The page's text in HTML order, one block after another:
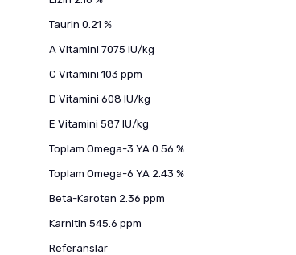
Taurin 0.21 %
A Vitamini 7075 IU/kg
C Vitamini 103 ppm
D Vitamini 608 IU/kg
E Vitamini 587 IU/kg
Toplam Omega-3 YA 0.56 %
Toplam Omega-6 YA 2.43 %
Beta-Karoten 2.36 ppm
Karnitin 545.6 ppm
Referanslar